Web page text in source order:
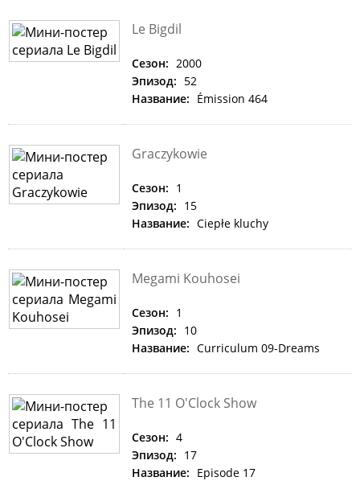
Le Bigdil
Сезон: 2000
Эпизод: 52
Название: Émission 464
Graczykowie
Сезон: 1
Эпизод: 15
Название: Ciepłe kluchy
Megami Kouhosei
Сезон: 1
Эпизод: 10
Название: Curriculum 09-Dreams
The 11 O'Clock Show
Сезон: 4
Эпизод: 17
Название: Episode 17